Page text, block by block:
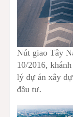
Nút giao Tây
10/2016,
lý dự án xây
đầu tư.